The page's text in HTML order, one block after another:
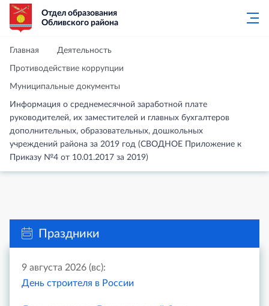
Отдел образования
Обливского района
Главная Деятельность
Противодействие коррупции
Муниципальные документы
Информация о среднемесячной заработной плате
руководителей, их заместителей и главных бухгалтеров
дополнительных, образовательных, дошкольных
учреждений района за 2019 год (СВОДНОЕ Приложение к
Приказу №4 от 10.01.2017 за 2019)
Праздники
9 августа 2026 (вс):
День строителя в России